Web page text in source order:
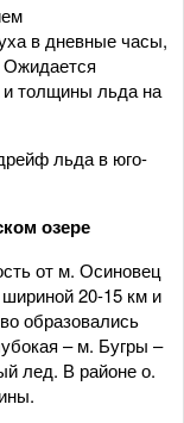
в дневные часы,
Ожидается
и толщины льда на
льда в юго-
озере
от м. Осиновец
20-15 км и
образовались
– м. Бугры –
лед. В районе о.